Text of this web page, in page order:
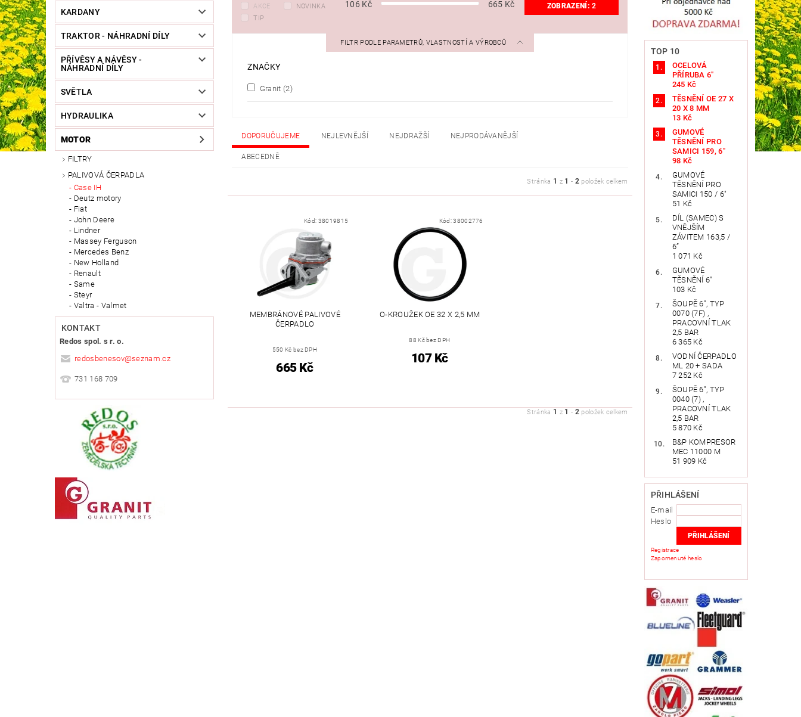
KARDANY
TRAKTOR - NÁHRADNÍ DÍLY
PŘÍVĚSY A NÁVĚSY -
NÁHRADNÍ DÍLY
SVĚTLA
HYDRAULIKA
MOTOR
FILTRY
PALIVOVÁ ČERPADLA
Case IH
Deutz motory
Fiat
John Deere
Lindner
Massey Ferguson
Mercedes Benz
New Holland
Renault
Same
Steyr
Valtra - Valmet
KONTAKT
Redos spol. s r. o.
redosbenesov@seznam.cz
731 168 709
AKCE
NOVINKA
TIP
106 Kč 665 Kč
ZOBRAZENÍ:2
FILTR PODLE PARAMETRŮ, VLASTNOSTÍ A VÝROBCŮ
ZNAČKY
Granit (2)
DOPORUČUJEME NEJLEVNĚJŠÍ NEJDRAŽŠÍ NEJPRODÁVANĚJŠÍ
ABECEDNĚ
Stránka 1 z 1 - 2položek celkem
Kód: 38019815
MEMBRÁNOVÉ PALIVOVÉ
ČERPADLO
550 Kč bez DPH
665 Kč
Kód:38002776
O-KROUŽEK OE 32 X 2,5 MM
88 Kč bez DPH
107 Kč
Stránka 1 z 1 - 2položek celkem
TOP 10
OCELOVÁ
PŘÍRUBA 6"
245 Kč
TĚSNĚNÍ OE 27 X
20 X 8 MM
13 Kč
GUMOVÉ
TĚSNĚNÍ PRO
SAMICI 159, 6"
98 Kč
GUMOVÉ
TĚSNĚNÍ PRO
SAMICI 150 / 6"
51 Kč
DÍL (SAMEC) S
VNĚJŠÍM
ZÁVITEM 163,5 /
6”
1 071 Kč
GUMOVÉ
TĚSNĚNÍ 6"
103 Kč
ŠOUPĚ 6", TYP
0070 (7F) ,
PRACOVNÍ TLAK
2,5 BAR
6 365 Kč
VODNÍ ČERPADLO
ML 20 + SADA
7 252 Kč
ŠOUPĚ 6", TYP
0040 (7) ,
PRACOVNÍ TLAK
2,5 BAR
5 870 Kč
B&P KOMPRESOR
MEC 11000 M
51 909 Kč
PŘIHLÁŠENÍ
E-mail
Heslo
Registrace
Zapomenuté heslo